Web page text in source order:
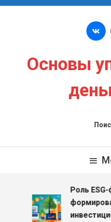
Перейти к содержимому
Основы
Роль ESG-